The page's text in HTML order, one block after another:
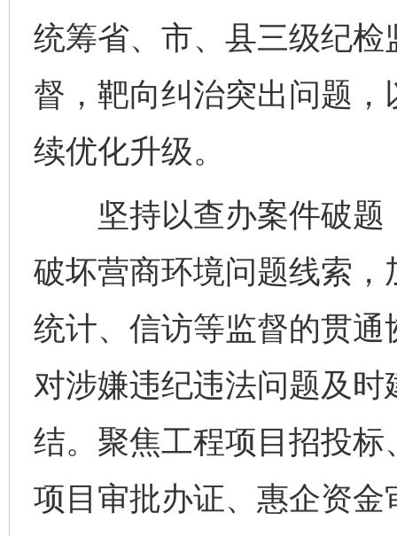
统筹省、市、县三级纪
督，靶向纠治突出问题
续优化升级。
坚持以查办案件破题
破坏营商环境问题线索
统计、信访等监督的贯
对涉嫌违纪违法问题及
结。聚焦工程项目招投
项目审批办证、惠企资